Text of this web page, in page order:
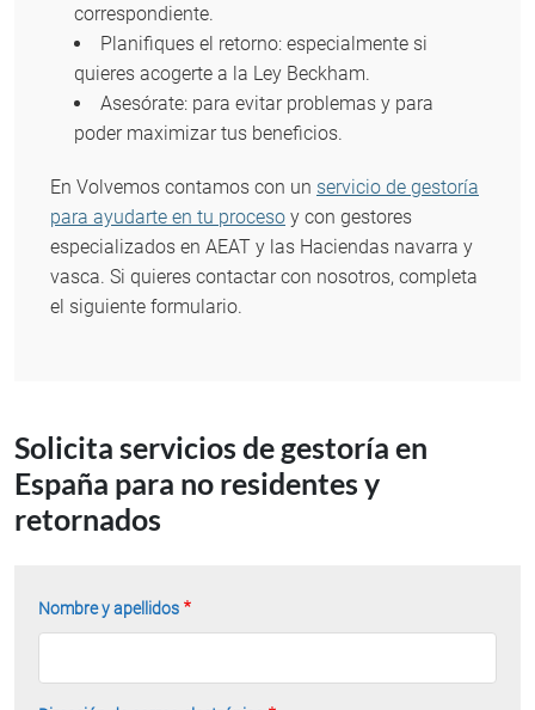
correspondiente.
Planifiques el retorno: especialmente si
quieres acogerte a la Ley Beckham.
Asesórate: para evitar problemas y para
poder maximizar tus beneficios.
En Volvemos contamos con un servicio de gestoría
para ayudarte en tu proceso y con gestores
especializados en AEAT y las Haciendas navarra y
vasca. Si quieres contactar con nosotros, completa
el siguiente formulario.
Solicita servicios de gestoría en
España para no residentes y
retornados
Nombre y apellidos